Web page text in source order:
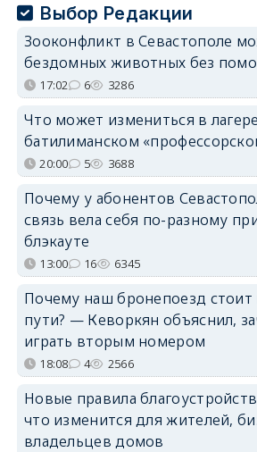
Выбор Редакции
Зооконфликт в Севастополе
бездомных животных без
17:02 6 3286
Что может измениться в
батилиманском
20:00 5 3688
Почему у абонентов
связь вела себя по-разному
блэкауте
13:00 16 6345
Почему наш бронепоезд стоит
пути? — Кеворкян объяснил,
играть вторым номером
18:08 4 2566
Новые правила
что изменится для жителей,
владельцев домов